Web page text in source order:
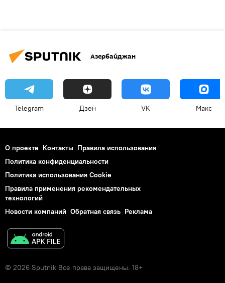
Азербайджан
Telegram Дзен VK Макс
О проекте Контакты Правила использования
Политика конфиденциальности
Политика использования Cookie
Правила применения рекомендательных
технологий
Новости компаний Обратная связь Реклама
© 2026 Sputnik Все права защищены. 18+